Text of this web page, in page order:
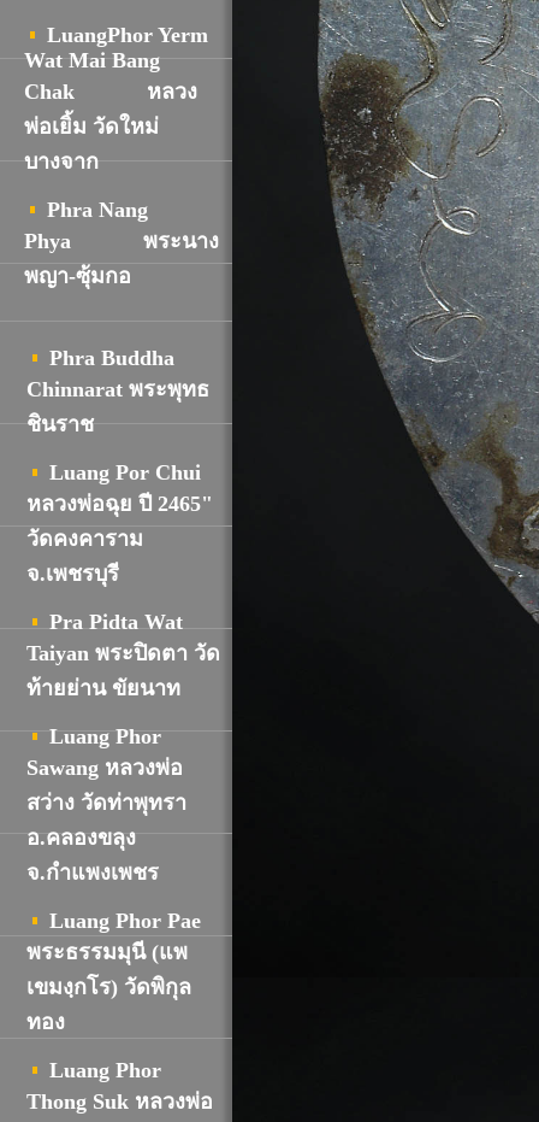
LuangPhor Yerm
Wat Mai Bang
Chak
หลวง
พ่อเยิ้ม วัดใหม่
บางจาก
Phra Nang
Phya
พระนาง
พญา-ซุ้มกอ
Phra Buddha
Chinnarat พระพุทธ
ชินราช
Luang Por Chui
หลวงพ่อฉุย ปี 2465"
วัดคงคาราม
จ.เพชรบุรี
Pra Pidta Wat
Taiyan พระปิดตา วัด
ท้ายย่าน ขัยนาท
Luang Phor
Sawang หลวงพ่อ
สว่าง วัดท่าพุทรา
อ.คลองขลุง
จ.กำแพงเพชร
Luang Phor Pae
พระธรรมมุนี (แพ
เขมงฺกโร) วัดพิกุล
ทอง
Luang Phor
Thong Suk หลวงพ่อ